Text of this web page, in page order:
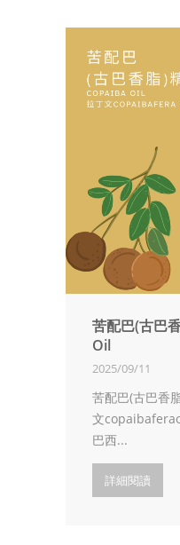
苦配巴(古巴
Oil
2025/09/11
苦配巴(古巴香
文
巴西...
詳細閱讀